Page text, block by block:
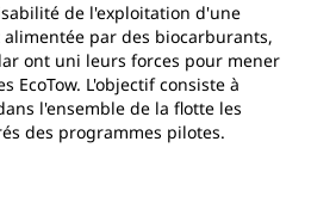
de l'exploitation d'une
par des biocarburants,
ont uni leurs forces pour mener
EcoTow. L'objectif consiste à
l'ensemble de la flotte les
des programmes pilotes.